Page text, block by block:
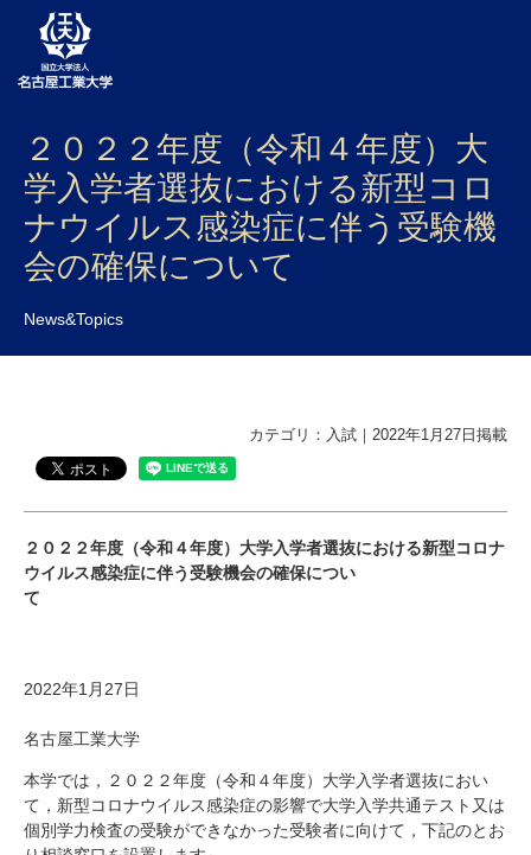
大学案内
学部・大学院・センター
入試
研究・産学官連携
国際交流
研究・教員Navi
２０２２年度（令和４年度）大
学入学者選抜における新型コロ
ナウイルス感染症に伴う受験機
会の確保について
News&Topics
カテゴリ：入試｜2022年1月27日掲載
２０２２年度（令和４年度）大学入学者選抜における新型コロナ
ウイルス感染症に伴う受験機会の確保につい
て
2022年1 月 27日
名古屋工業大学
本学では，２０２２年度（令和４年度）大学入学者選抜におい
て，新型コロナウイルス感染症の影響で大学入学共通テスト又は
個別学力検査の受験ができなかった受験者に向けて，下記のとお